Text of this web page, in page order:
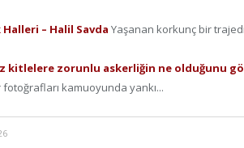
– Halil Savda Yaşanan korkunç bir
kitlelere zorunlu askerliğin ne olduğunu
kamuoyunda yankı...